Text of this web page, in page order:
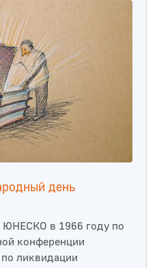
день
в 1966 году по
конференции
ликвидации